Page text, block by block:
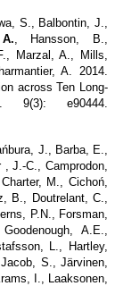
S., Balbontin, J.,
, Hansson, B.,
Marzal, A., Mills,
A. 2014.
across Ten Long-
. 9(3): e90444.
J., Barba, E.,
J.-C., Camprodon,
M., Cichoń,
B., Doutrelant, C.,
P.N., Forsman,
A.E.,
L., Hartley,
S., Järvinen,
I., Laaksonen,